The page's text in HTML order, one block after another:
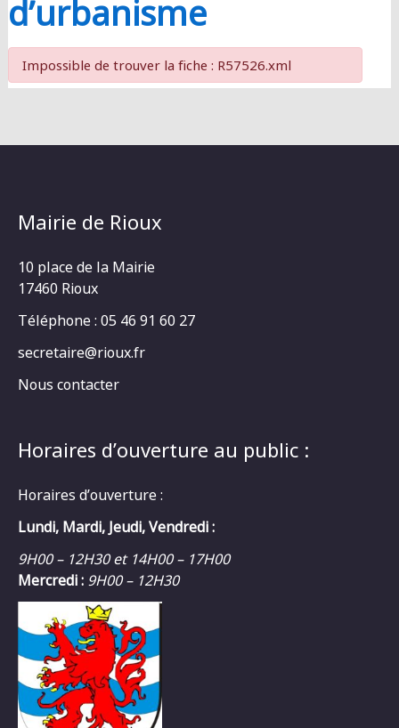
d’urbanisme
Impossible de trouver la fiche : R57526.xml
Mairie de Rioux
10 place de la Mairie
17460 Rioux
Téléphone : 05 46 91 60 27
secretaire@rioux.fr
Nous contacter
Horaires d’ouverture au public :
Horaires d’ouverture :
Lundi, Mardi, Jeudi, Vendredi :
9H00 – 12H30 et 14H00 – 17H00
Mercredi : 9H00 – 12H30